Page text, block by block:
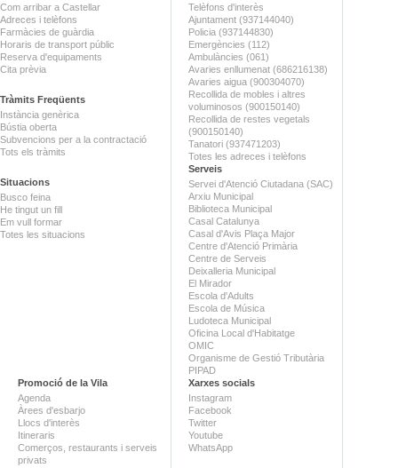
Com arribar a Castellar
Adreces i telèfons
Farmàcies de guàrdia
Horaris de transport públic
Reserva d'equipaments
Cita prèvia
Tràmits Freqüents
Instància genèrica
Bústia oberta
Subvencions per a la contractació
Tots els tràmits
Situacions
Busco feina
He tingut un fill
Em vull formar
Totes les situacions
Telèfons d'interès
Ajuntament (937144040)
Policia (937144830)
Emergències (112)
Ambulàncies (061)
Avaries enllumenat (686216138)
Avaries aigua (900304070)
Recollida de mobles i altres
voluminosos (900150140)
Recollida de restes vegetals
(900150140)
Tanatori (937471203)
Totes les adreces i telèfons
Serveis
Servei d'Atenció Ciutadana (SAC)
Arxiu Municipal
Biblioteca Municipal
Casal Catalunya
Casal d'Avis Plaça Major
Centre d'Atenció Primària
Centre de Serveis
Deixalleria Municipal
El Mirador
Escola d'Adults
Escola de Música
Ludoteca Municipal
Oficina Local d'Habitatge
OMIC
Organisme de Gestió Tributària
PIPAD
Promoció de la Vila
Agenda
Àrees d'esbarjo
Llocs d'interès
Itineraris
Comerços, restaurants i serveis
privats
Xarxes socials
Instagram
Facebook
Twitter
Youtube
WhatsApp